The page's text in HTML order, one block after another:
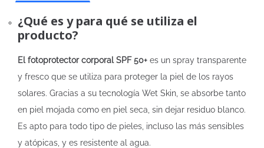
¿Qué es y para qué se utiliza el
producto?
El fotoprotector corporal SPF 50+ es un spray transparente
y fresco que se utiliza para proteger la piel de los rayos
solares. Gracias a su tecnología Wet Skin, se absorbe tanto
en piel mojada como en piel seca, sin dejar residuo blanco.
Es apto para todo tipo de pieles, incluso las más sensibles
y atópicas, y es resistente al agua.